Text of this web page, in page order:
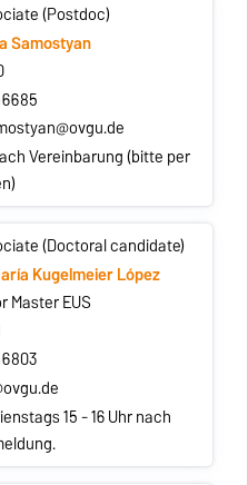
(Postdoc)
Samostyan
Vereinbarung (bitte per
(Doctoral candidate)
Kugelmeier López
Master EUS
15 - 16 Uhr nach